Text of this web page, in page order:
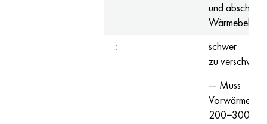
und
:
schwer
zu
— Muss
Vorwärmen t °
200−300 °